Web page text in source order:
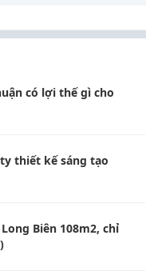
có lợi thế gì cho
thiết kế sáng tạo
Biên 108m2, chỉ